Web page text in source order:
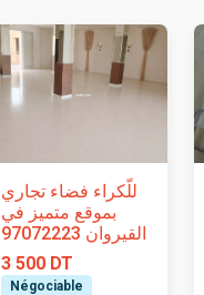
للّكراء فضاء تجاري
بموقع متميز في
القيروان 97072223
3 500 DT
Négociable